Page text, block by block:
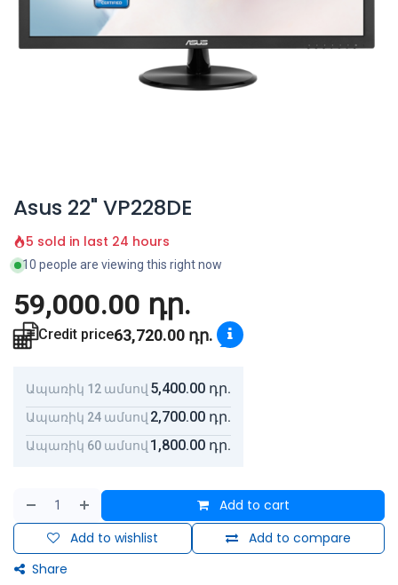
Asus 22" VP228DE
5 sold in last 24 hours
10 people are viewing this right now
59,000.00 դր.
Credit price63,720.00 դր.
Ապառիկ 12 ամսով 5,400.00 դր.
Ապառիկ 24 ամսով 2,700.00 դր.
Ապառիկ 60 ամսով 1,800.00 դր.
Add to cart
Add to compare
Add to wishlist
Share